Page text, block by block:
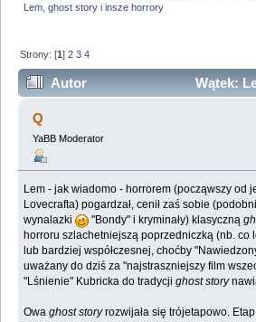
Lem, ghost story i insze horrory
Strony: [1]2 3 4
Autor
Wątek:
insze horrory (Przeczytany 143752
Q
YaBB Moderator
Lem - jak wiadomo - horrorem (począwszy od
Lovecrafta) pogardzał, cenił zaś sobie
wynalazki
"Bondy" i kryminały) klasyczną
horroru szlachetniejszą poprzedniczką (nb. co
lub bardziej współczesnej, choćby
uważany do dziś za "najstraszniejszy film
"Lśnienie" Kubricka do tradycjighost story
Owaghost storyrozwijała się trójetapowo.